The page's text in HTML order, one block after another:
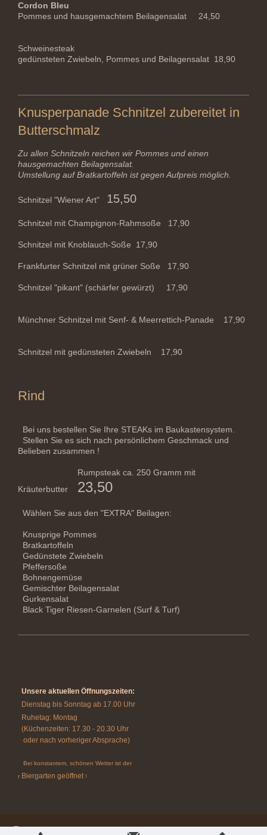
Cordon Bleu
Pommes und hausgemachtem Beilagensalat
24,50
Schweinesteak
gedünsteten Zwiebeln, Pommes und Beilagensalat 18,90
Knusperpanade Schnitzel zubereitet in
Butterschmalz
Zu allen Schnitzeln reichen wir Pommes und einen
hausgemachten Beilagensalat.
Umstellung auf Bratkartoffeln ist gegen Aufpreis möglich.
Schnitzel "Wiener Art" 15,50
Schnitzel mit Champignon-Rahmsoße 17,90
Schnitzel mit Knoblauch-Soße 17,90
Frankfurter Schnitzel mit grüner Soße 17,90
Schnitzel "pikant" (schärfer gewürzt) 17,90
Münchner Schnitzel mit Senf- & Meerrettich-Panade 17,90
Schnitzel mit gedünsteten Zwiebeln 17,90
Rind
Bei uns bestellen Sie Ihre STEAKs im Baukastensystem.
Stellen Sie es sich nach persönlichem Geschmack und
Belieben zusammen !
Rumpsteak ca. 250 Gramm mit
Kräuterbutter 23,50
Wählen Sie aus den "EXTRA" Beilagen:
Knusprige Pommes
Bratkartoffeln
Gedünstete Zwiebeln
Pfeffersoße
Bohnengemüse
Gemischter Beilagensalat
Gurkensalat
Black Tiger Riesen-Garnelen (Surf & Turf)
Unsere aktuellen Öffnungszeiten:
Dienstag bis Sonntag ab 17.00 Uhr
Ruhetag: Montag
(Küchenzeiten: 17.30 - 20.30 Uhr
oder nach vorheriger Absprache)
Bei konstantem, schönen Wetter ist der
r Biergarten geöffnet !
Druckversion